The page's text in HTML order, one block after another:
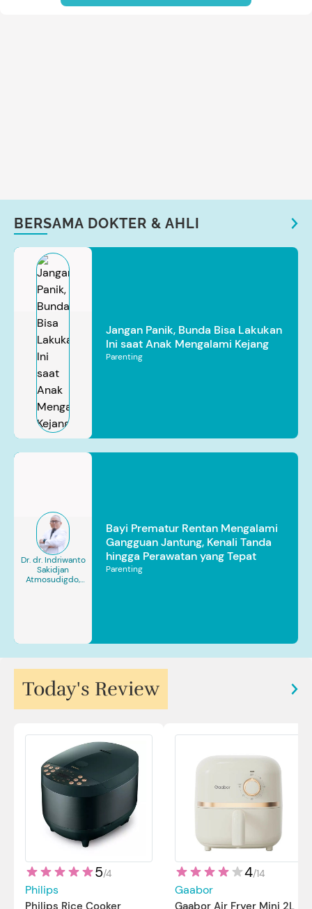
BERSAMA DOKTER & AHLI
Jangan Panik, Bunda Bisa Lakukan
Ini saat Anak Mengalami Kejang
Parenting
Dr. dr. Indriwanto
Sakidjan
Atmosudigdo,
Bayi Prematur Rentan Mengalami
Gangguan Jantung, Kenali Tanda
hingga Perawatan yang Tepat
Parenting
Today's Review
5/4
Philips
Philips Rice Cooker
4/14
Gaabor